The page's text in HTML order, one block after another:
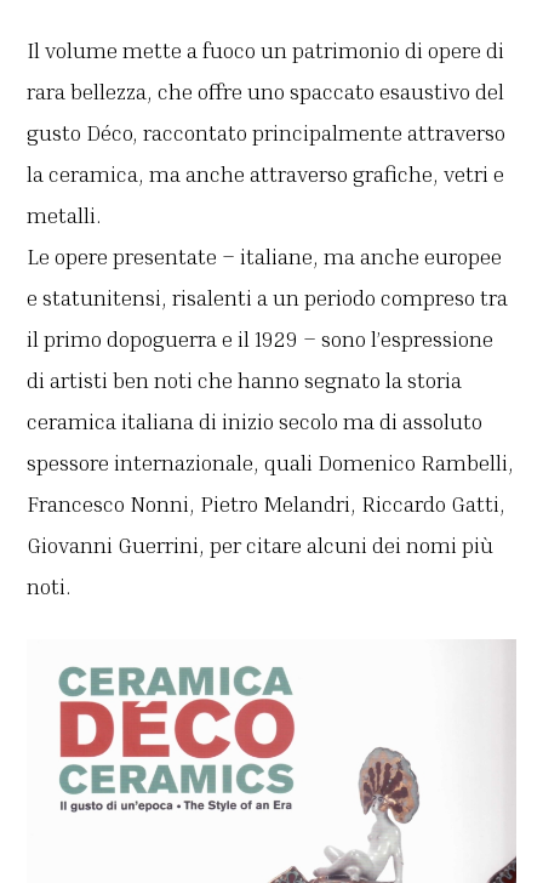
Il volume mette a fuoco un patrimonio di opere di
rara bellezza, che offre uno spaccato esaustivo del
gusto Déco, raccontato principalmente attraverso
la ceramica, ma anche attraverso grafiche, vetri e
metalli.
Le opere presentate – italiane, ma anche europee
e statunitensi, risalenti a un periodo compreso tra
il primo dopoguerra e il 1929 – sono l’espressione
di artisti ben noti che hanno segnato la storia
ceramica italiana di inizio secolo ma di assoluto
spessore internazionale, quali Domenico Rambelli,
Francesco Nonni, Pietro Melandri, Riccardo Gatti,
Giovanni Guerrini, per citare alcuni dei nomi più
noti.